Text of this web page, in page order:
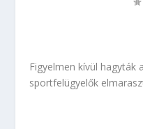
Figyelmen kívül hagyták
sportfelügyelők